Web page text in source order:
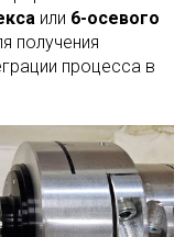
или 6-осевого
получения
процесса в